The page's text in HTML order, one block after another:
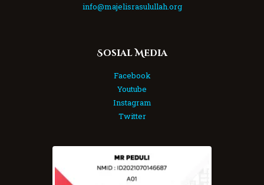
info@majelisrasulullah.org
Sosial Media
Facebook
Youtube
Instagram
Twitter